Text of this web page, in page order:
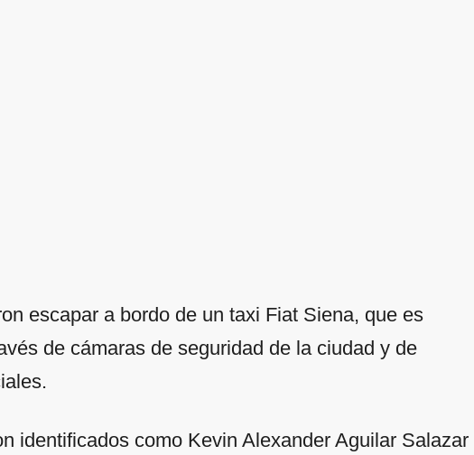
escapar a bordo de un taxi Fiat Siena, que es
de cámaras de seguridad de la ciudad y de
identificados como Kevin Alexander Aguilar Salazar